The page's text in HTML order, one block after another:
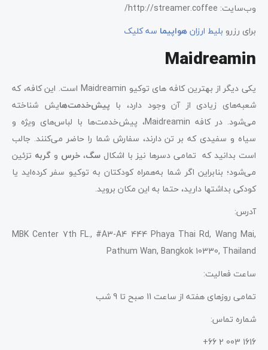
وب‌سایت: http://streamer.coffee/
برای رزرو بلیط ارزانهواپیما سه کلیک
Maidreamin
یکی دیگر از بهترین کافه ‌های توکیو Maidreamin است. این کافه، که
شعبه‌های زیادی از آن وجود دارد، با پیش‌خدمت‌هایش شناخته
می‌شود. در کافه Maidreamin، پیش‌خدمت‌ها با لباس‌های ویژه‌ و
سیاه و سفیدی که بر تن دارند، سفارش شما را حاضر می‌کنند. جالب
است بدانید که تمامی دسرها نیز با اشکال سگ، خرس و گربه تزئین
می‌شود؛ بنابراین اگر شما به‌همراه کودکتان به توکیو سفر کرده‌اید یا
کودکی بداشتها دارید، حتما به این مکان بروید.
آدرس:
MBK Center 7th FL., #A3-A4 444 Phaya Thai Rd, Wang Mai,
Pathum Wan, Bangkok 10330, Thailand
ساعت فعالیت:
تمامی روزهای هفته از ساعت 11 صبح تا 9 شب
شماره تماس:
1616 003 2 66+